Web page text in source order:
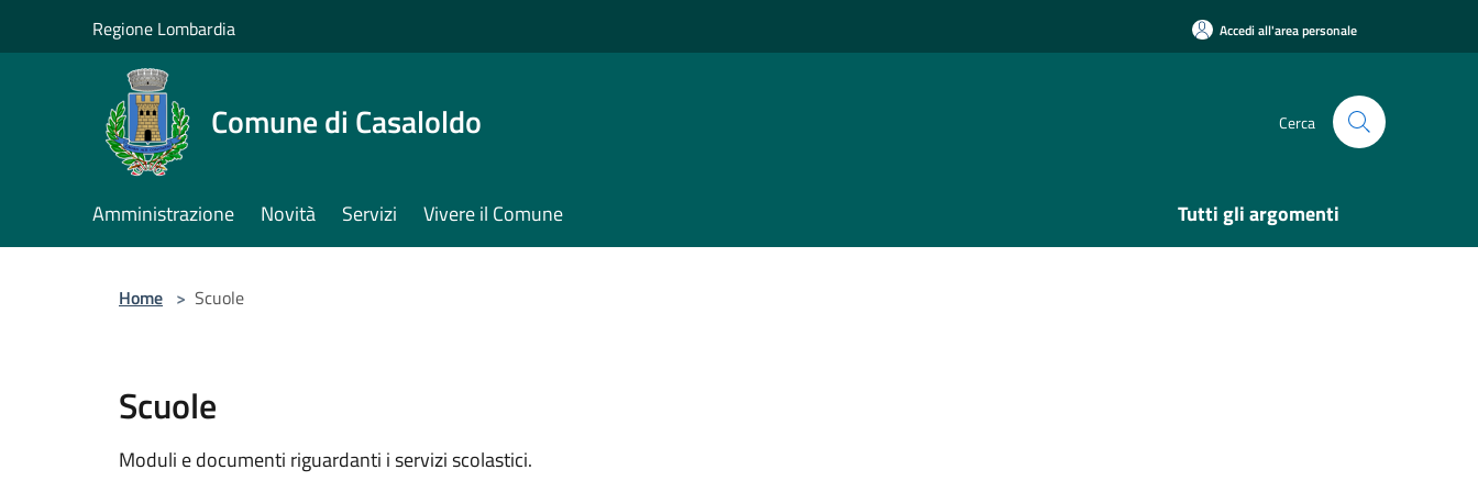
Regione Lombardia Accedi all'area personale
Comune di Casaloldo Cerca
Amministrazione Novità Servizi Vivere il Comune Tutti gli argomenti
Home > Scuole
Scuole
Moduli e documenti riguardanti i servizi scolastici.